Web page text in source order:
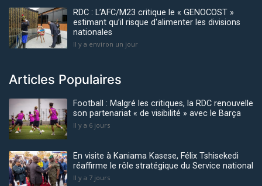
RDC : L’AFC/M23 critique le « GENOCOST »
estimant qu’il risque d'alimenter les divisions
nationales
Il y a environ un jour
Articles Populaires
Football : Malgré les critiques, la RDC renouvelle
son partenariat « de visibilité » avec le Barça
Il y a 6 jours
En visite à Kaniama Kasese, Félix Tshisekedi
réaffirme le rôle stratégique du Service national
Il y a 7 jours